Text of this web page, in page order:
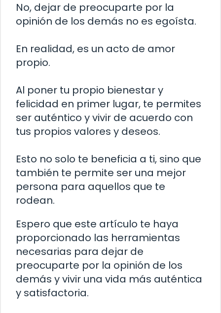
No, dejar de preocuparte por la
opinión de los demás no es egoísta.
En realidad, es un acto de amor
propio.
Al poner tu propio bienestar y
felicidad en primer lugar, te permites
ser auténtico y vivir de acuerdo con
tus propios valores y deseos.
Esto no solo te beneficia a ti, sino que
también te permite ser una mejor
persona para aquellos que te
rodean.
Espero que este artículo te haya
proporcionado las herramientas
necesarias para dejar de
preocuparte por la opinión de los
demás y vivir una vida más auténtica
y satisfactoria.